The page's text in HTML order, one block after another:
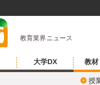
教育業界ニュース
大学DX 教材
授